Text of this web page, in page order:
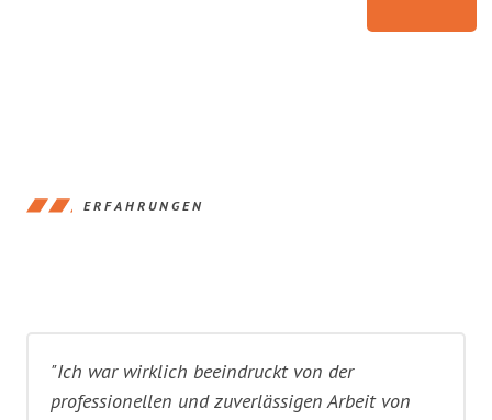
ERFAHRUNGEN
"Ich war wirklich beeindruckt von der
professionellen und zuverlässigen Arbeit von